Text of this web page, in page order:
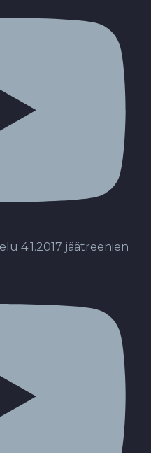
4.1.2017 jäätreenien